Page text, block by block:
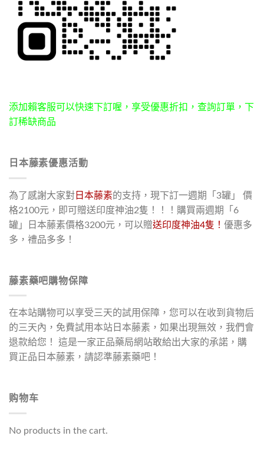
添加賴客服可以快速下訂喔，享受優惠折扣，查詢訂單，下
訂稀缺商品
日本藤素優惠活動
為了感謝大家對 日本藤素的支持，現下訂一週期「3罐」 價
格2100元，即可贈送印度神油2隻！！！購買兩週期「6
罐」日本藤素價格3200元，可以贈送印度神油4隻！ 優惠多
多，禮品多多！
藤素藥吧購物保障
在本站購物可以享受三天的試用保障，您可以在收到貨物后
的三天內，免費試用本站日本藤素，如果出現無效，我們會
退款給您！ 這是一家正品藥局網站敢給出大家的承諾，購
買正品日本藤素，請認準藤素藥吧！
购物车
No products in the cart.